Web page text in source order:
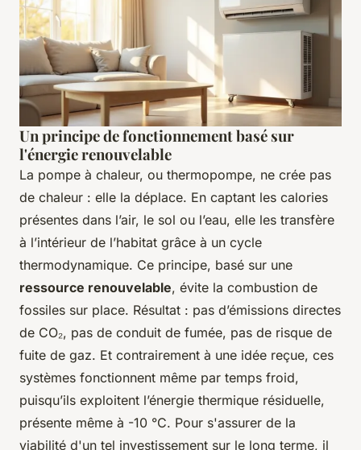
Un principe de fonctionnement basé sur
l'énergie renouvelable
La pompe à chaleur, ou thermopompe, ne crée pas
de chaleur : elle la déplace. En captant les calories
présentes dans l’air, le sol ou l’eau, elle les transfère
à l’intérieur de l’habitat grâce à un cycle
thermodynamique. Ce principe, basé sur une
ressource renouvelable, évite la combustion de
fossiles sur place. Résultat : pas d’émissions directes
de CO₂, pas de conduit de fumée, pas de risque de
fuite de gaz. Et contrairement à une idée reçue, ces
systèmes fonctionnent même par temps froid,
puisqu’ils exploitent l’énergie thermique résiduelle,
présente même à -10 °C. Pour s'assurer de la
viabilité d'un tel investissement sur le long terme, il